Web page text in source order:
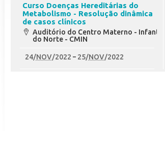
Curso Doenças Hereditárias do
Metabolismo - Resolução dinâmica
de casos clínicos
Auditório do Centro Materno - Infantil
do Norte - CMIN
24/NOV/2022 25/NOV/2022